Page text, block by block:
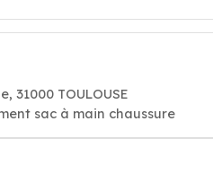
31000 TOULOUSE
sac à main chaussure